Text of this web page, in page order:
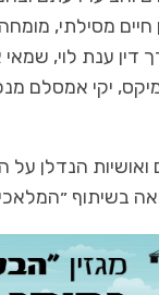
מסילתי, מומחה
דין ענת לוי,
יקי אמסלם
הנדלן
בשיתוף